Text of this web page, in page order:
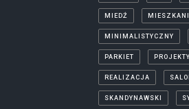
MIEDŹ
MINIMALISTYCZNY
PARKIET PROJEKTY
REALIZACJA
SKANDYNAWSKI